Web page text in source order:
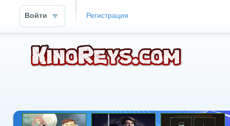
Войти Регистрация